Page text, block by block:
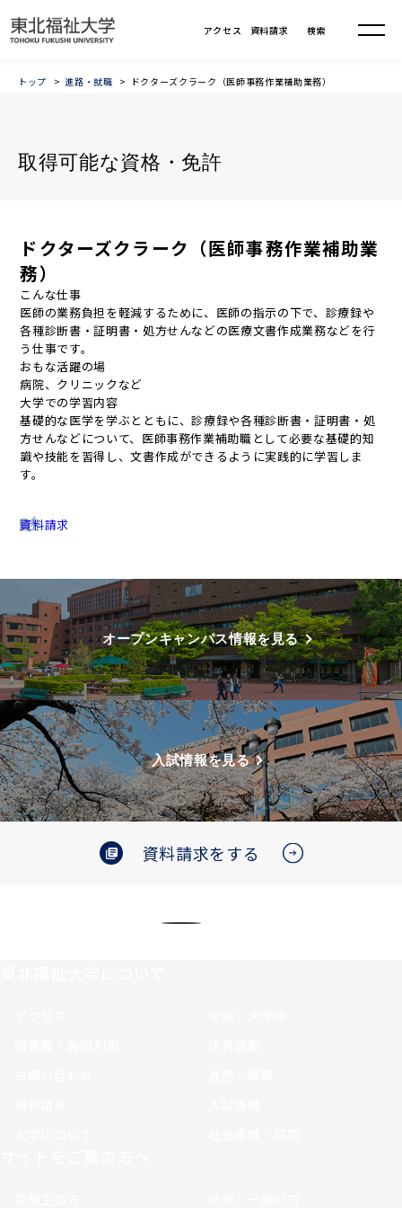
トップ 進路・就職 ドクターズクラーク（医師事務作業補助業務）
取得可能な資格・免許
ドクターズクラーク（医師事務作業補助業
務）
こんな仕事
医師の業務負担を軽減するために、医師の指示の下で、診療録や
各種診断書・証明書・処方せんなどの医療文書作成業務などを行
う仕事です。
おもな活躍の場
病院、クリニックなど
大学での学習内容
基礎的な医学を学ぶとともに、診療録や各種診断書・証明書・処
方せんなどについて、医師事務作業補助職として必要な基礎的知
識や技能を習得し、文書作成ができるように実践的に学習しま
す。
資料請求
オープンキャンパス情報を見る
入試情報を見る
資料請求をする